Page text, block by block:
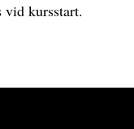
vid kursstart.